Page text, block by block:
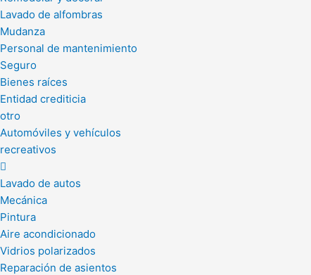
Lavado de alfombras
Mudanza
Personal de mantenimiento
Seguro
Bienes raíces
Entidad crediticia
otro
Automóviles y vehículos
recreativos
Lavado de autos
Mecánica
Pintura
Aire acondicionado
Vidrios polarizados
Reparación de asientos